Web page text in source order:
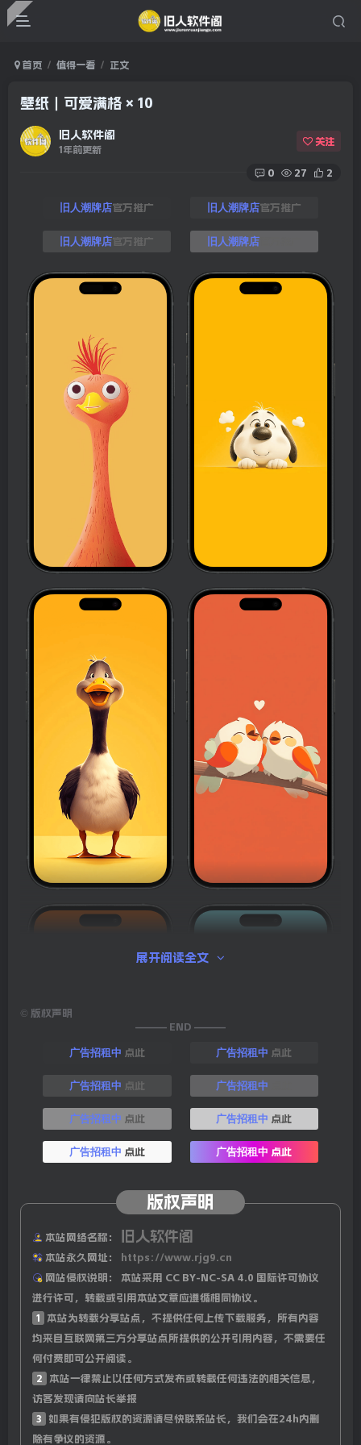
首页 值得一看 正文
壁纸｜可爱满格 × 10
旧人软件阁
1年前更新
关注
0 27 2
旧人潮牌店官方推广 旧人潮牌店官方推广
旧人潮牌店官方推广 旧人潮牌店
展开阅读全文
© 版权声明
——— END ———
广告招租中 点此 广告招租中 点此
广告招租中 点此 广告招租中
广告招租中 点此 广告招租中 点此
广告招租中 点此 广告招租中 点此
版权声明
本站网络名称： 旧人软件阁
本站永久网址：
https://www.rjg9.cn
网站侵权说明：
本站采用 CC BY-NC-SA 4.0 国际许可协议
进行许可，转载或引用本站文章应遵循相同协议。
1
本站为转载分享站点，不提供任何上传下载服务，所有内容
均来自互联网第三方分享站点所提供的公开引用内容，不需要任
何付费即可公开阅读。
2
本站一律禁止以任何方式发布或转载任何违法的相关信息，
访客发现请向站长举报
3
如果有侵犯版权的资源请尽快联系站长，我们会在24h内删
除有争议的资源。